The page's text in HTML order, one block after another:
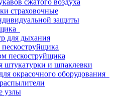
сжатого воздуха
страховочные
защиты
для дыхания
пескоструйщика
штукатурки и шпаклевки
окрасочного оборудования
узлы